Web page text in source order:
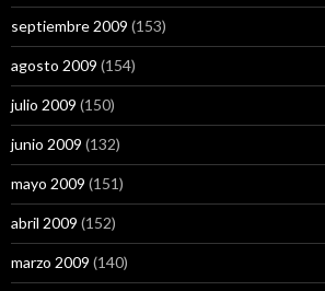
septiembre 2009 (153)
agosto 2009 (154)
julio 2009 (150)
junio 2009 (132)
mayo 2009 (151)
abril 2009 (152)
marzo 2009 (140)